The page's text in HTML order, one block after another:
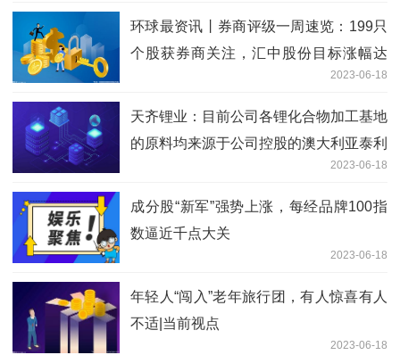
环球最资讯丨券商评级一周速览：199只
个股获券商关注，汇中股份目标涨幅达
2023-06-18
天齐锂业：目前公司各锂化合物加工基地
的原料均来源于公司控股的澳大利亚泰利
2023-06-18
成分股“新军”强势上涨，每经品牌100指
数逼近千点大关
2023-06-18
年轻人“闯入”老年旅行团，有人惊喜有人
不适|当前视点
2023-06-18